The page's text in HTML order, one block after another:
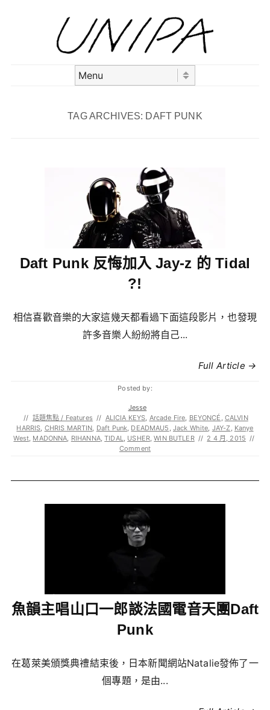
TAG ARCHIVES: DAFT PUNK
Daft Punk 反悔加入 Jay-z 的 Tidal
?!
相信喜歡音樂的大家這幾天都看過下面這段影片，也發現
許多音樂人紛紛將自己...
Full Article →
Posted by:
Jesse
// 話題焦點 / Features // ALICIA KEYS, Arcade Fire, BEYONCÉ , CALVIN
HARRIS, CHRIS MARTIN, Daft Punk, DEADMAU5 , Jack White, JAY-Z, Kanye
West, MADONNA, RIHANNA,TIDAL, USHER,WIN BUTLER // 2 4 月, 2015 //
Comment
魚韻主唱山口一郎談法國電音天團Daft
Punk
在葛萊美頒獎典禮結束後，日本新聞網站Natalie發佈了一
個專題，是由...